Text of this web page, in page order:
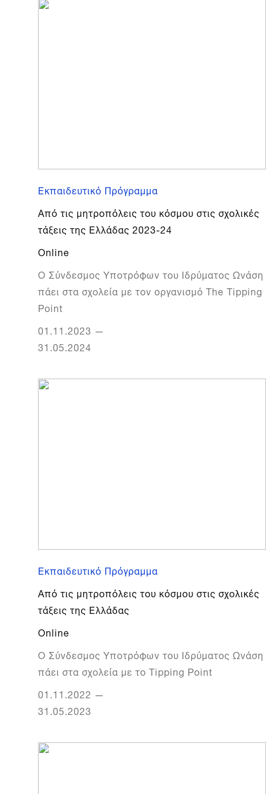
Εκπαιδευτικό Πρόγραμμα
Από τις μητροπόλεις του κόσμου στις σχολικές
τάξεις της Ελλάδας 2023-24
Online
Ο Σύνδεσμος Υποτρόφων του Ιδρύματος Ωνάση
πάει στα σχολεία με τον οργανισμό The Tipping
Point
01.11.2023 —
31.05.2024
Εκπαιδευτικό Πρόγραμμα
Από τις μητροπόλεις του κόσμου στις σχολικές
τάξεις της Ελλάδας
Online
Ο Σύνδεσμος Υποτρόφων του Ιδρύματος Ωνάση
πάει στα σχολεία με το Tipping Point
01.11.2022 —
31.05.2023